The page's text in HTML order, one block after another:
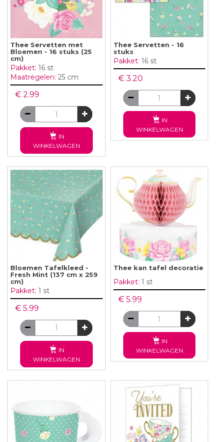
Thee Servetten met
Bloemen - 16 stuks (25
cm)
Pakket: 16 st
Maatregelen: 25 cm
€ 2.99
IN
WINKELWAGEN
Thee Servetten - 16
stuks
Pakket: 16 st
€ 3.20
IN
WINKELWAGEN
Bloemen Tafelkleed -
Fresh Mint (137 cm x 259
cm)
Pakket: 1 st
€ 5.99
IN
WINKELWAGEN
Thee kan tafel decoratie
Pakket: 1 st
€ 5.99
IN
WINKELWAGEN